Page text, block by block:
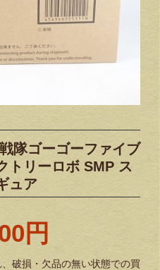
隊ゴーゴーファイブ
トリーロボ SMP ス
ュア
円
破損・欠品の無い状態での買